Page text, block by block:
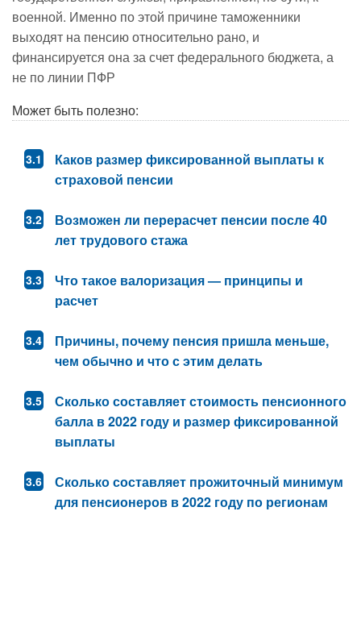
военной. Именно по этой причине таможенники
выходят на пенсию относительно рано, и
финансируется она за счет федерального бюджета, а
не по линии ПФР
Может быть полезно:
Каков размер фиксированной выплаты к
страховой пенсии
Возможен ли перерасчет пенсии после 40
лет трудового стажа
Что такое валоризация — принципы и
расчет
Причины, почему пенсия пришла меньше,
чем обычно и что с этим делать
Сколько составляет стоимость пенсионного
балла в 2022 году и размер фиксированной
выплаты
Сколько составляет прожиточный минимум
для пенсионеров в 2022 году по регионам